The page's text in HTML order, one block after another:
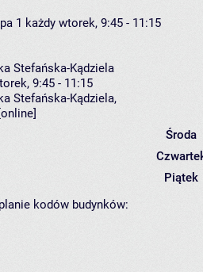
1 każdy wtorek, 9:45 - 11:15
Stefańska-Kądziela
9:45 - 11:15
Stefańska-Kądziela,
Środa
Piątek
kodów budynków: